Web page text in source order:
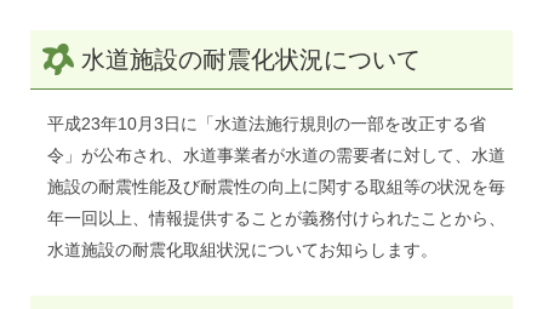
水道施設の耐震化状況について
平成23年10月3日に「水道法施行規則の一部を改正する省
令」が公布され、水道事業者が水道の需要者に対して、水道
施設の耐震性能及び耐震性の向上に関する取組等の状況を毎
年一回以上、情報提供することが義務付けられたことから、
水道施設の耐震化取組状況についてお知らします。